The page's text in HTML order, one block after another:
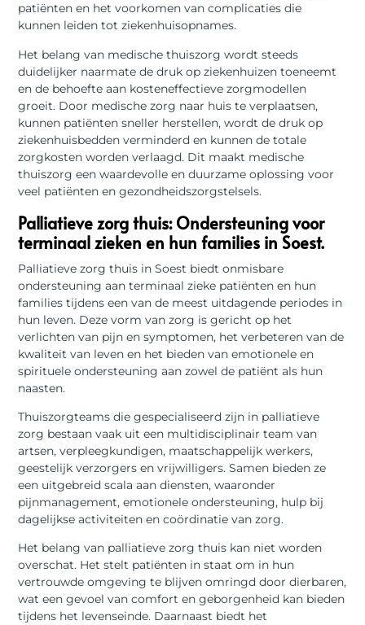
patiënten en het voorkomen van complicaties die
kunnen leiden tot ziekenhuisopnames.
Het belang van medische thuiszorg wordt steeds
duidelijker naarmate de druk op ziekenhuizen toeneemt
en de behoefte aan kosteneffectieve zorgmodellen
groeit. Door medische zorg naar huis te verplaatsen,
kunnen patiënten sneller herstellen, wordt de druk op
ziekenhuisbedden verminderd en kunnen de totale
zorgkosten worden verlaagd. Dit maakt medische
thuiszorg een waardevolle en duurzame oplossing voor
veel patiënten en gezondheidszorgstelsels.
Palliatieve zorg thuis: Ondersteuning voor
terminaal zieken en hun families in Soest.
Palliatieve zorg thuis in Soest biedt onmisbare
ondersteuning aan terminaal zieke patiënten en hun
families tijdens een van de meest uitdagende periodes in
hun leven. Deze vorm van zorg is gericht op het
verlichten van pijn en symptomen, het verbeteren van de
kwaliteit van leven en het bieden van emotionele en
spirituele ondersteuning aan zowel de patiënt als hun
naasten.
Thuiszorgteams die gespecialiseerd zijn in palliatieve
zorg bestaan vaak uit een multidisciplinair team van
artsen, verpleegkundigen, maatschappelijk werkers,
geestelijk verzorgers en vrijwilligers. Samen bieden ze
een uitgebreid scala aan diensten, waaronder
pijnmanagement, emotionele ondersteuning, hulp bij
dagelijkse activiteiten en coördinatie van zorg.
Het belang van palliatieve zorg thuis kan niet worden
overschat. Het stelt patiënten in staat om in hun
vertrouwde omgeving te blijven omringd door dierbaren,
wat een gevoel van comfort en geborgenheid kan bieden
tijdens het levenseinde. Daarnaast biedt het